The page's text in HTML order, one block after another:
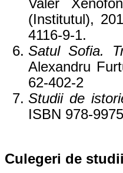
Valer
(Institutul),
4116-9-1.
Satul Sofia.
Alexandru
62-402-2
Studii de
ISBN 978-
Culegeri de